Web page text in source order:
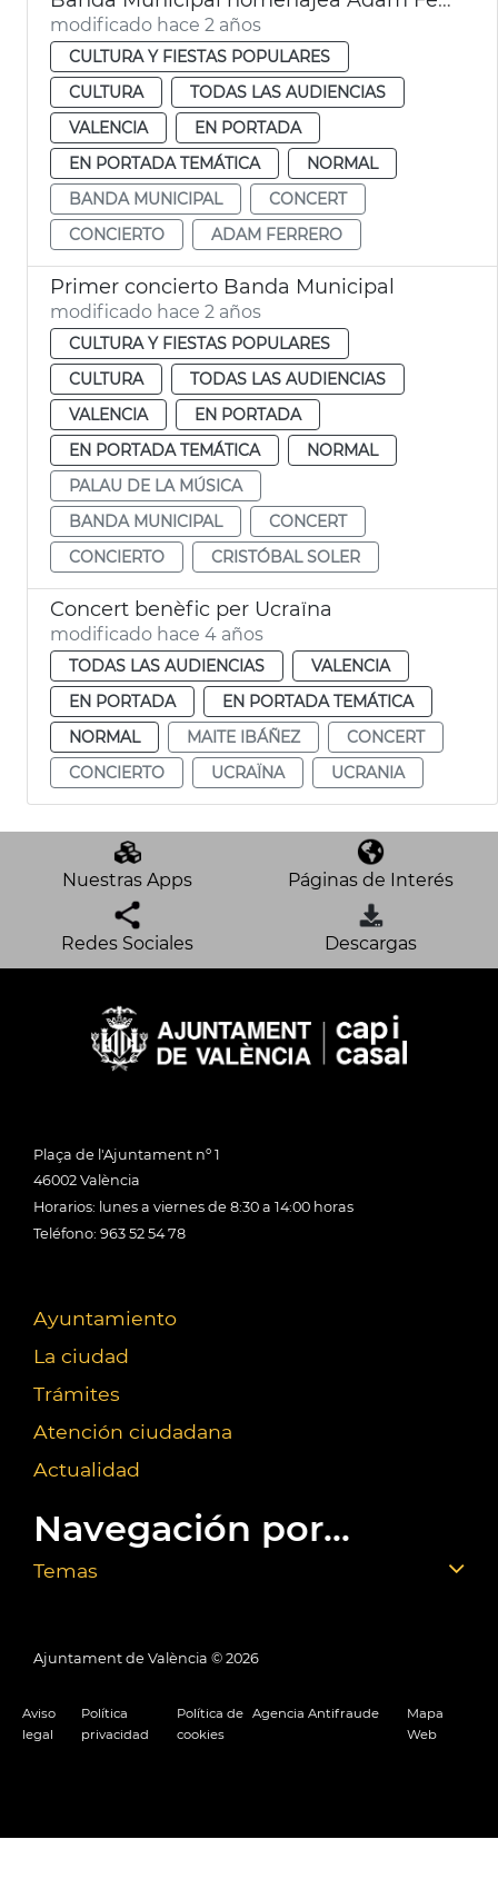
modificado hace 2 años
CULTURA Y FIESTAS POPULARES
CULTURA
TODAS LAS AUDIENCIAS
VALENCIA
EN PORTADA
EN PORTADA TEMÁTICA
NORMAL
BANDA MUNICIPAL
CONCERT
CONCIERTO
ADAM FERRERO
Primer concierto Banda Municipal
modificado hace 2 años
CULTURA Y FIESTAS POPULARES
CULTURA
TODAS LAS AUDIENCIAS
VALENCIA
EN PORTADA
EN PORTADA TEMÁTICA
NORMAL
PALAU DE LA MÚSICA
BANDA MUNICIPAL
CONCERT
CONCIERTO
CRISTÓBAL SOLER
Concert benèfic per Ucraïna
modificado hace 4 años
TODAS LAS AUDIENCIAS
VALENCIA
EN PORTADA
EN PORTADA TEMÁTICA
NORMAL
MAITE IBÁÑEZ
CONCERT
CONCIERTO
UCRAÏNA UCRANIA
Nuestras Apps Páginas de Interés
Redes Sociales Descargas
Plaça de l'Ajuntament nº 1
46002 València
Horarios: lunes a viernes de 8:30 a 14:00 horas
Teléfono: 963 52 54 78
Ayuntamiento
La ciudad
Trámites
Atención ciudadana
Actualidad
Navegación por...
Temas
Ajuntament de València © 2026
Aviso
legal
Política
privacidad
Política de
cookies
Agencia Antifraude
Mapa
Web